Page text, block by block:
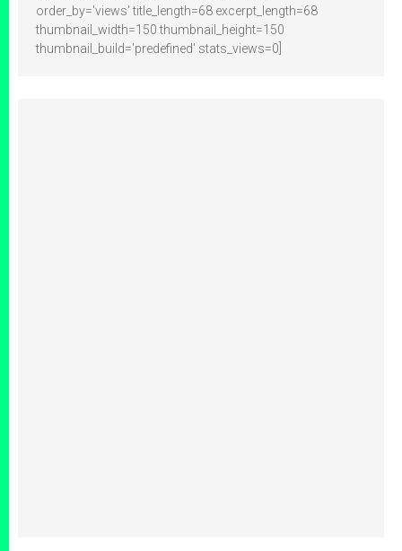
order_by='views' title_length=68 excerpt_length=68
thumbnail_width=150 thumbnail_height=150
thumbnail_build='predefined' stats_views=0]